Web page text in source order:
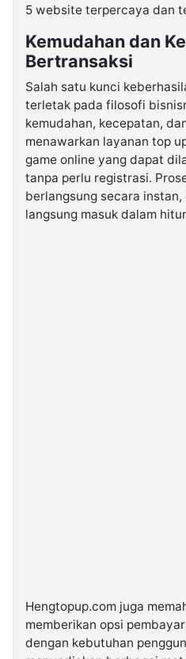
5 website terpercaya dan
Kemudahan dan
Bertransaksi
Salah satu kunci
terletak pada filosofi
kemudahan, kecepatan,
menawarkan layanan top
game online yang dapat
tanpa perlu registrasi.
berlangsung secara
langsung masuk dalam
Hengtopup.com juga
memberikan opsi
dengan kebutuhan